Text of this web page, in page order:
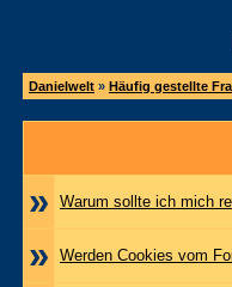
Danielwelt » Häufig gestellte
»
Warum sollte ich mich
» Werden Cookies vom